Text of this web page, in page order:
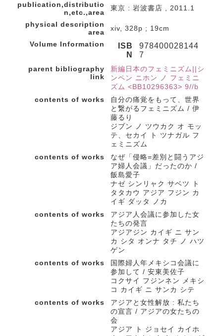
publication,distributio
n,etc.,area
東京 : 岩波書店 , 2011.1
physical description
area
xiv, 328p ; 19cm
Volume Information
ISB
N
978400028144
7
parent bibliography
link
新編日本のフェミニズム||シ
ンペン ニホン ノ フェミニ
ズム <BB10296363> 9//b
contents of works
自分の痛覚をもって、世界
と繋がるフェミニズム / 伊
藤るり
ジブン ノ ツウカク オ モッ
テ、セカイ ト ツナガル フ
ェミニズム
contents of works
なぜ「侵略=差別と闘うアジ
ア婦人会議」だったのか /
飯島愛子
ナゼ シンリャク サベツ ト
タタカウ アジア フジン カ
イギ ダッタ ノカ
contents of works
アジア人会議に参加した女
たちの発言
アジアジン カイギ ニ サン
カ シタ オンナ タチ ノ ハツ
ゲン
contents of works
国際婦人年メキシコ会議に
参加して / 安東美佐子
コクサイ フジンネン メキシ
コ カイギ ニ サンカ シテ
contents of works
アジアと女性解放 : 私たち
の宣言 / アジアの女たちの
会
アジア ト ジョセイ カイホ